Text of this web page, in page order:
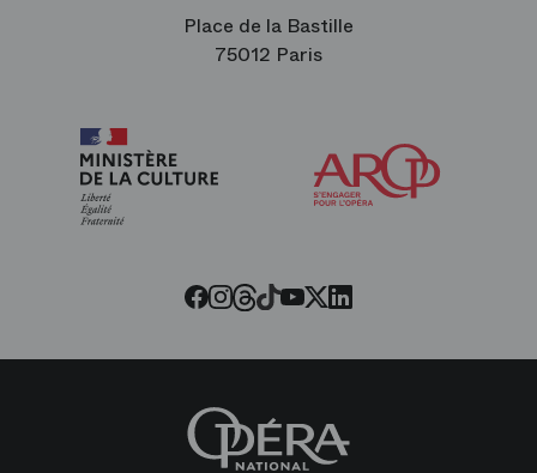
Place de la Bastille
75012 Paris
Facebook
Instagram
Threads
Tiktok
Youtube
Twitter
LinkedIn